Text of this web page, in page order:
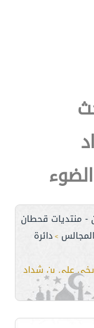
منتديات قحطان
> دائرة
علي بن شداد